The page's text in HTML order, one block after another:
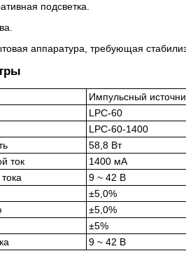
подсветка.
аппаратура, требующая
Импульсный
LPC-60
LPC-60-1400
58,8 Вт
ток
1400 мА
9 ~ 42 В
±5,0%
±5,0%
±5%
9 ~ 42 В